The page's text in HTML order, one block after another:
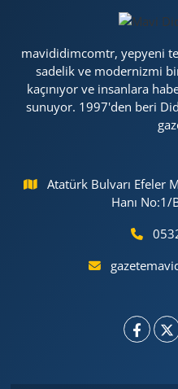
mavididimcomtr, yepyeni
sadelik ve modernizmi
kaçınıyor ve insanlara
sunuyor. 1997'den beri
Atatürk Bulvarı Efeler
Hanı No:1/